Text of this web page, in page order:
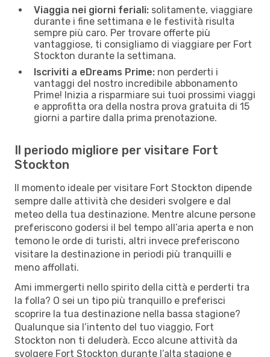
Viaggia nei giorni feriali: solitamente, viaggiare
durante i fine settimana e le festività risulta
sempre più caro. Per trovare offerte più
vantaggiose, ti consigliamo di viaggiare per Fort
Stockton durante la settimana.
Iscriviti a eDreams Prime: non perderti i
vantaggi del nostro incredibile abbonamento
Prime! Inizia a risparmiare sui tuoi prossimi viaggi
e approfitta ora della nostra prova gratuita di 15
giorni a partire dalla prima prenotazione.
Il periodo migliore per visitare Fort
Stockton
Il momento ideale per visitare Fort Stockton dipende
sempre dalle attività che desideri svolgere e dal
meteo della tua destinazione. Mentre alcune persone
preferiscono godersi il bel tempo all’aria aperta e non
temono le orde di turisti, altri invece preferiscono
visitare la destinazione in periodi più tranquilli e
meno affollati.
Ami immergerti nello spirito della città e perderti tra
la folla? O sei un tipo più tranquillo e preferisci
scoprire la tua destinazione nella bassa stagione?
Qualunque sia l’intento del tuo viaggio, Fort
Stockton non ti deluderà. Ecco alcune attività da
svolgere Fort Stockton durante l’alta stagione e